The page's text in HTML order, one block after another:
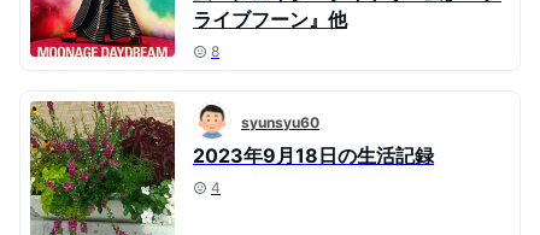
ライブフーン』他
8
syunsyu60
2023年9月18日の生活記録
4